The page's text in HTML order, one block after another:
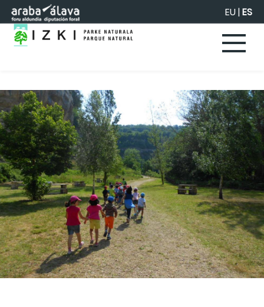
Saltar al contenido principal EU|ES